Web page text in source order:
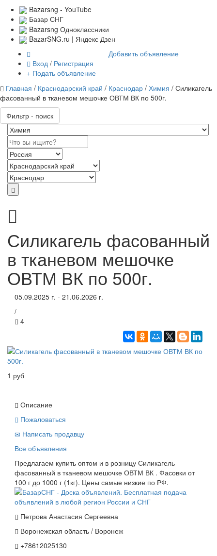
Bazarsng - YouTube
Базар СНГ
Bazarsng Одноклассники
BazarSNG.ru | Яндекс Дзен
Вход / Регистрация
Подать объявление
Добавить объявление
Главная / Краснодарский край / Краснодар / Химия / Силикагель
фасованный в тканевом мешочке ОВТМ ВК по 500г.
Фильтр - поиск
Силикагель фасованный
в тканевом мешочке
ОВТМ ВК по 500г.
05.09.2025 г. - 21.06.2026 г.
/
4
1 руб
Описание
Пожаловаться
Написать продавцу
Все объявления
Предлагаем купить оптом и в розницу Силикагель
фасованный в тканевом мешочке ОВТМ ВК . Фасовки от
100 г до 1000 г (1кг). Цены самые низкие по РФ.
Петрова Анастасия Сергеевна
Воронежская область / Воронеж
+78612025130